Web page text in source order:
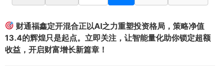
财通福鑫定开混合正以AI之力重塑投资格局，策略净值
13.4的辉煌只是起点。立即关注，让智能量化助你锁定超额
收益，开启财富增长新篇章！